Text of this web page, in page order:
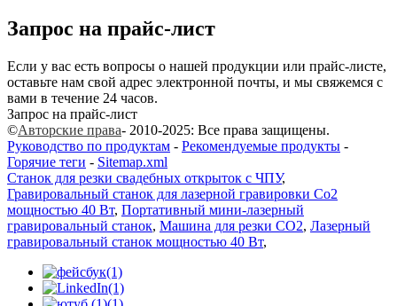
Запрос на прайс-лист
Если у вас есть вопросы о нашей продукции или прайс-листе,
оставьте нам свой адрес электронной почты, и мы свяжемся с
вами в течение 24 часов.
Запрос на прайс-лист
©Авторские права- 2010-2025: Все права защищены.
Руководство по продуктам - Рекомендуемые продукты -
Горячие теги - Sitemap.xml
Станок для резки свадебных открыток с ЧПУ,
Гравировальный станок для лазерной гравировки Co2
мощностью 40 Вт, Портативный мини-лазерный
гравировальный станок, Машина для резки CO2, Лазерный
гравировальный станок мощностью 40 Вт,